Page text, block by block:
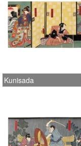
Kunisada